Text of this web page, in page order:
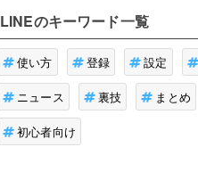
LINEのキーワード一覧
使い方 登録 設定
ニュース 裏技 まとめ
初心者向け